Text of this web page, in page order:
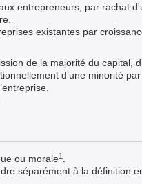
entrepreneurs, par rachat
existantes par
de la majorité du capital,
d’une minorité
ou morale1
séparément à la définition